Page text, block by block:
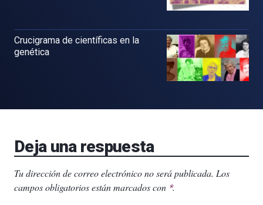
Crucigrama de científicas en la
genética
Deja una respuesta
Tu dirección de correo electrónico no será publicada. Los
campos obligatorios están marcados con *.